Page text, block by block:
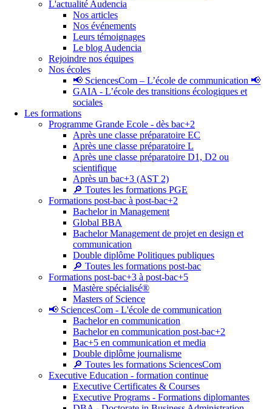
L'actualité Audencia
Nos articles
Nos événements
Leurs témoignages
Le blog Audencia
Rejoindre nos équipes
Nos écoles
📢 SciencesCom – L’école de communication 📢
GAIA - L’école des transitions écologiques et
sociales
Les formations
Programme Grande Ecole - dès bac+2
Après une classe préparatoire EC
Après une classe préparatoire L
Après une classe préparatoire D1, D2 ou
scientifique
Après un bac+3 (AST 2)
🔎 Toutes les formations PGE
Formations post-bac à post-bac+2
Bachelor in Management
Global BBA
Bachelor Management de projet en design et
communication
Double diplôme Politiques publiques
🔎 Toutes les formations post-bac
Formations post-bac+3 à post-bac+5
Mastère spécialisé®
Masters of Science
📢 SciencesCom - L'école de communication
Bachelor en communication
Bachelor en communication post-bac+2
Bac+5 en communication et media
Double diplôme journalisme
🔎 Toutes les formations SciencesCom
Executive Education - formation continue
Executive Certificates & Courses
Executive Programs - Formations diplomantes